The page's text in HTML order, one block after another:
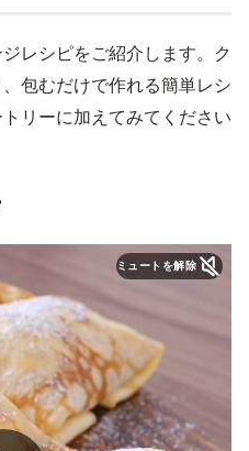
レシピをご紹介します。ク
包むだけで作れる簡単レシ
リーに加えてみてください
ミュートを解除